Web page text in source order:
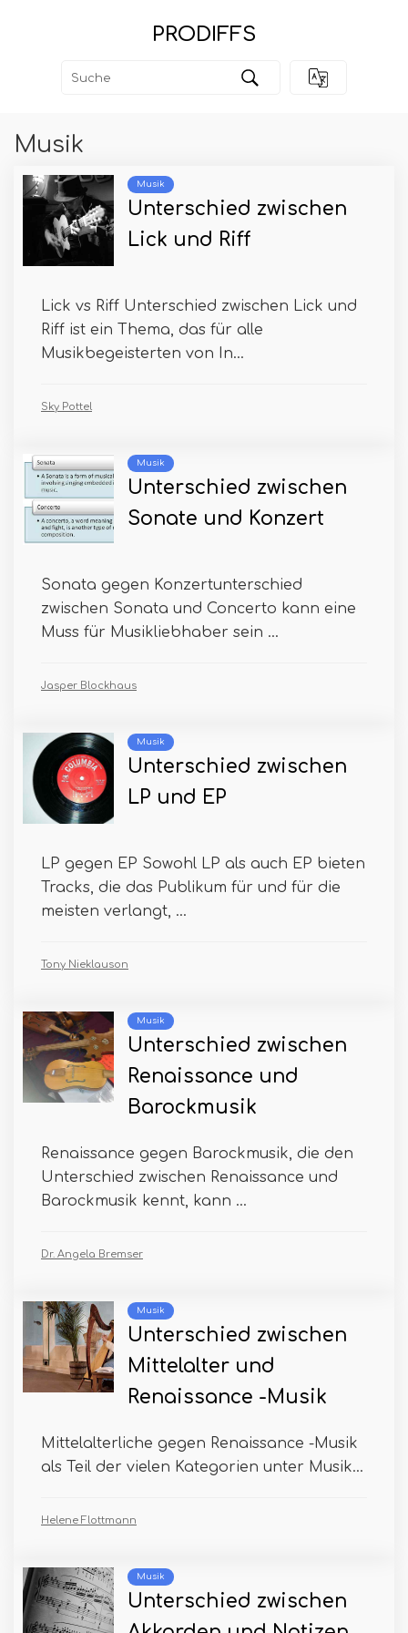
PRODIFFS
Musik
Musik
Unterschied zwischen
Lick und Riff
Lick vs Riff Unterschied zwischen Lick und
Riff ist ein Thema, das für alle
Musikbegeisterten von In...
Sky Pottel
Musik
Unterschied zwischen
Sonate und Konzert
Sonata gegen Konzertunterschied
zwischen Sonata und Concerto kann eine
Muss für Musikliebhaber sein ...
Jasper Blockhaus
Musik
Unterschied zwischen
LP und EP
LP gegen EP Sowohl LP als auch EP bieten
Tracks, die das Publikum für und für die
meisten verlangt, ...
Tony Nieklauson
Musik
Unterschied zwischen
Renaissance und
Barockmusik
Renaissance gegen Barockmusik, die den
Unterschied zwischen Renaissance und
Barockmusik kennt, kann ...
Dr. Angela Bremser
Musik
Unterschied zwischen
Mittelalter und
Renaissance -Musik
Mittelalterliche gegen Renaissance -Musik
als Teil der vielen Kategorien unter Musik...
Helene Flottmann
Musik
Unterschied zwischen